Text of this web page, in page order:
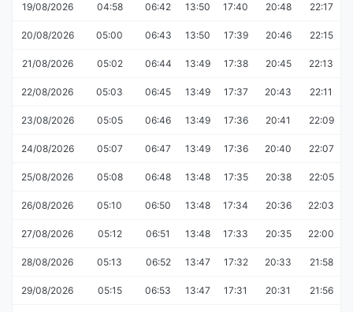
19/08/2026 04:58 06:42 13:50 17:40 20:48 22:17
20/08/2026 05:00 06:43 13:50 17:39 20:46 22:15
21/08/2026 05:02 06:44 13:49 17:38 20:45 22:13
22/08/2026 05:03 06:45 13:49 17:37 20:43 22:11
23/08/2026 05:05 06:46 13:49 17:36 20:41 22:09
24/08/2026 05:07 06:47 13:49 17:36 20:40 22:07
25/08/2026 05:08 06:48 13:48 17:35 20:38 22:05
26/08/2026 05:10 06:50 13:48 17:34 20:36 22:03
27/08/2026 05:12 06:51 13:48 17:33 20:35 22:00
28/08/2026 05:13 06:52 13:47 17:32 20:33 21:58
29/08/2026 05:15 06:53 13:47 17:31 20:31 21:56